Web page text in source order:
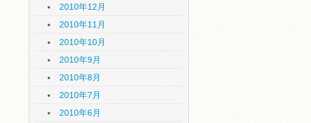
2010年12月
2010年11月
2010年10月
2010年9月
2010年8月
2010年7月
2010年6月